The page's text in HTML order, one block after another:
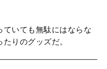
ていても無駄にはならな
りのグッズだ。